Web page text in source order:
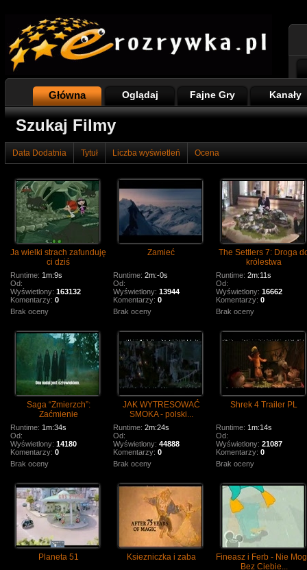
Główna Oglądaj Fajne Gry Kanały
Szukaj Filmy
Data Dodatnia Tytuł Liczba wyświetleń Ocena
Ja wielki strach zafunduję
ci dziś
Runtime: 1m:9s
Od:
Wyświetlony: 163132
Komentarzy: 0
Brak oceny
Zamieć
Runtime: 2m:-0s
Od:
Wyświetlony: 13944
Komentarzy: 0
Brak oceny
The Settlers 7: Droga
królestwa
Runtime: 2m:11s
Od:
Wyświetlony: 16662
Komentarzy: 0
Brak oceny
Saga “Zmierzch”:
Zaćmienie
Runtime: 1m:34s
Od:
Wyświetlony: 14180
Komentarzy: 0
Brak oceny
JAK WYTRESOWAĆ
SMOKA - polski...
Runtime: 2m:24s
Od:
Wyświetlony: 44888
Komentarzy: 0
Brak oceny
Shrek 4 Trailer PL
Runtime: 1m:14s
Od:
Wyświetlony: 21087
Komentarzy: 0
Brak oceny
Planeta 51 Ksiezniczka i zaba
Fineasz i Ferb - Nie
Bez Ciebie...